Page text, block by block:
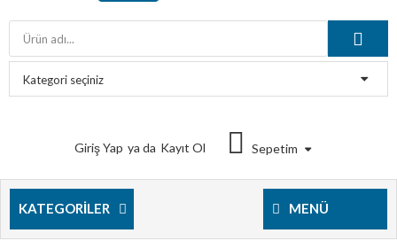
Giriş Yap ya da Kayıt Ol Sepetim
KATEGORILER MENÜ